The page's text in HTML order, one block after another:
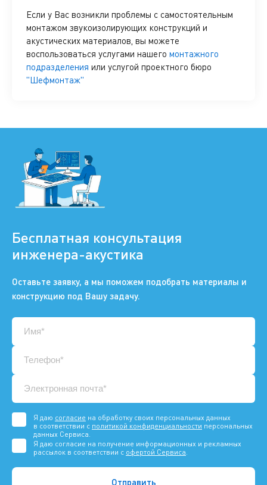
Если у Вас возникли проблемы с самостоятельным
монтажом звукоизолирующих конструкций и
акустических материалов, вы можете
воспользоваться услугами нашего монтажного
подразделения или услугой проектного бюро
"Шефмонтаж"
Бесплатная консультация
инженера-акустика
Оставьте заявку, а мы поможем подобрать материалы и
конструкцию под Вашу задачу.
Я даю согласие на обработку своих персональных данных
в соответствии с политикой конфиденциальности персональных
данных Сервиса.
Я даю согласие на получение информационных и рекламных
рассылок в соответствии с офертой Сервиса